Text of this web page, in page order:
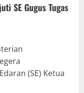
SE Gugus Tugas
(SE) Ketua